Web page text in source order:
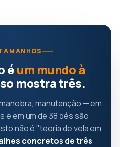
éum mundo à
mostra três.
manutenção — em
e em um de 38 pés são
não é "teoria de vela em
concretos de três